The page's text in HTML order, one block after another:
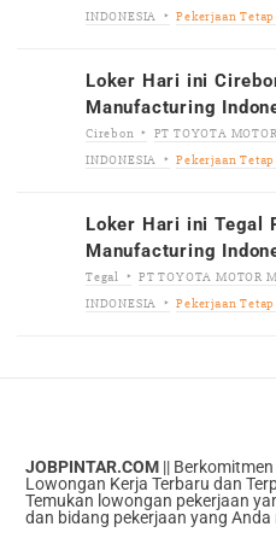
INDONESIA
Pekerjaan Tetap
Loker Hari ini
Manufacturing
Cirebon
PT TOYOTA
INDONESIA
Pekerjaan Tetap
Loker Hari ini Tegal
Manufacturing
Tegal
PT TOYOTA MOTOR
INDONESIA
Pekerjaan Tetap
JOBPINTAR.COM||
Lowongan Kerja Terbaru dan
Temukan lowongan pekerjaan
dan bidang pekerjaan yang Anda